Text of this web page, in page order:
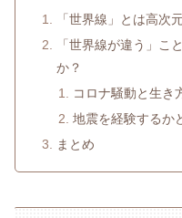
「世界線」とは高次
「世界線が違う」こ
か？
コロナ騒動と生き
地震を経験するか
まとめ